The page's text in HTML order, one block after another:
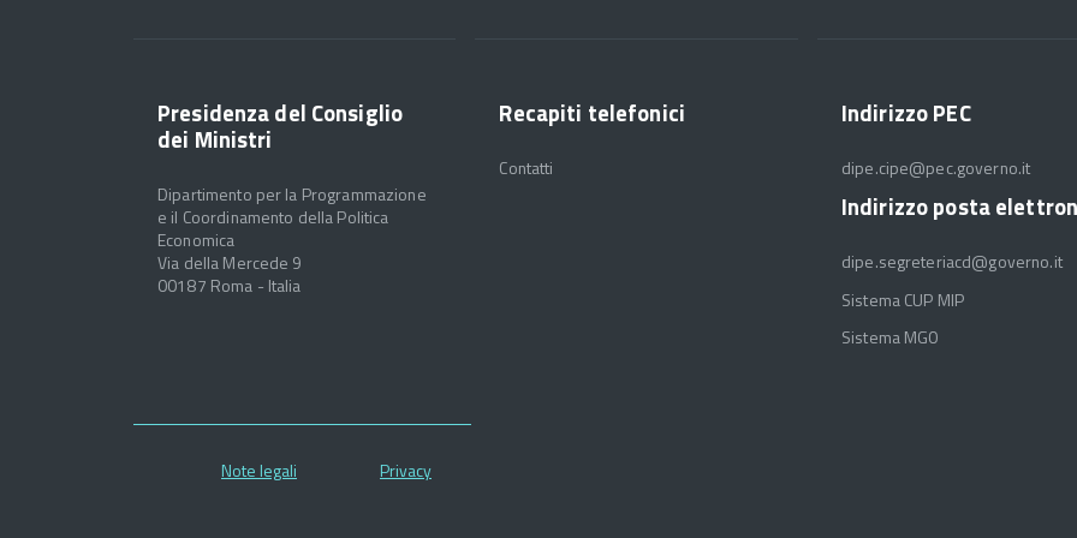
Presidenza del Consiglio
dei Ministri
Dipartimento per la Programmazione
e il Coordinamento della Politica
Economica
Via della Mercede 9
00187 Roma - Italia
Recapiti telefonici
Contatti
Indirizzo PEC
dipe.cipe@pec.governo.it
Indirizzo posta
dipe.segreteriacd@governo.it
Sistema CUP MIP
Sistema MGO
Note legali Privacy